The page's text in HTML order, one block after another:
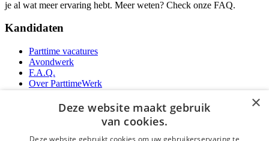
je al wat meer ervaring hebt. Meer weten? Check onze FAQ.
Kandidaten
Parttime vacatures
Avondwerk
F.A.Q.
Over ParttimeWerk
YoungCapital Android App
×
Deze website maakt gebruik
van cookies.
Deze website gebruikt cookies om uw gebruikerservaring te